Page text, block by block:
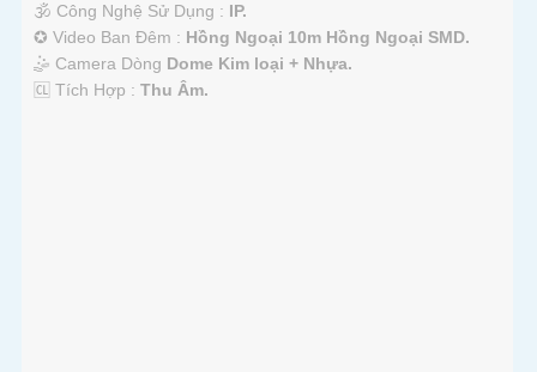
🕉️ Công Nghệ Sử Dụng : IP.
✪ Video Ban Đêm : Hồng Ngoại 10m Hồng Ngoại SMD.
🤹 Camera Dòng Dome Kim loại + Nhựa.
️🆑 Tích Hợp : Thu Âm.